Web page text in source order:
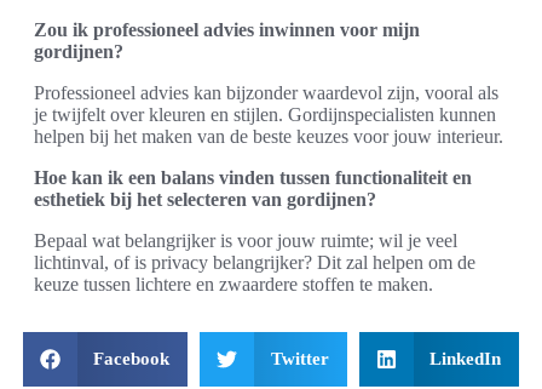
Zou ik professioneel advies inwinnen voor mijn
gordijnen?
Professioneel advies kan bijzonder waardevol zijn, vooral als
je twijfelt over kleuren en stijlen. Gordijnspecialisten kunnen
helpen bij het maken van de beste keuzes voor jouw interieur.
Hoe kan ik een balans vinden tussen functionaliteit en
esthetiek bij het selecteren van gordijnen?
Bepaal wat belangrijker is voor jouw ruimte; wil je veel
lichtinval, of is privacy belangrijker? Dit zal helpen om de
keuze tussen lichtere en zwaardere stoffen te maken.
Facebook Twitter LinkedIn